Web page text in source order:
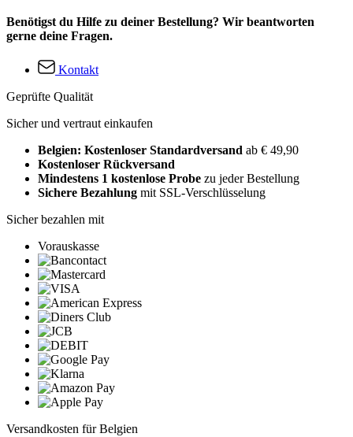
Benötigst du Hilfe zu deiner Bestellung? Wir beantworten
gerne deine Fragen.
Kontakt
Geprüfte Qualität
Sicher und vertraut einkaufen
Belgien: Kostenloser Standardversand ab € 49,90
Kostenloser Rückversand
Mindestens 1 kostenlose Probe zu jeder Bestellung
Sichere Bezahlung mit SSL-Verschlüsselung
Sicher bezahlen mit
Vorauskasse
Versandkosten für Belgien